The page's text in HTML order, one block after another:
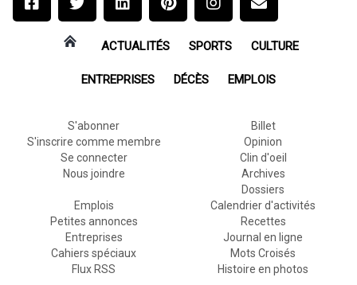
ACTUALITÉS SPORTS CULTURE
ENTREPRISES DÉCÈS EMPLOIS
S'abonner
S'inscrire comme membre
Se connecter
Nous joindre
Billet
Opinion
Clin d'oeil
Archives
Dossiers
Emplois
Petites annonces
Entreprises
Cahiers spéciaux
Flux RSS
Calendrier d'activités
Recettes
Journal en ligne
Mots Croisés
Histoire en photos